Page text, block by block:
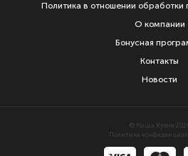
Политика в отношении обработки
О компании
Бонусная
Контакты
Новости
© Наша Кухня
Политика